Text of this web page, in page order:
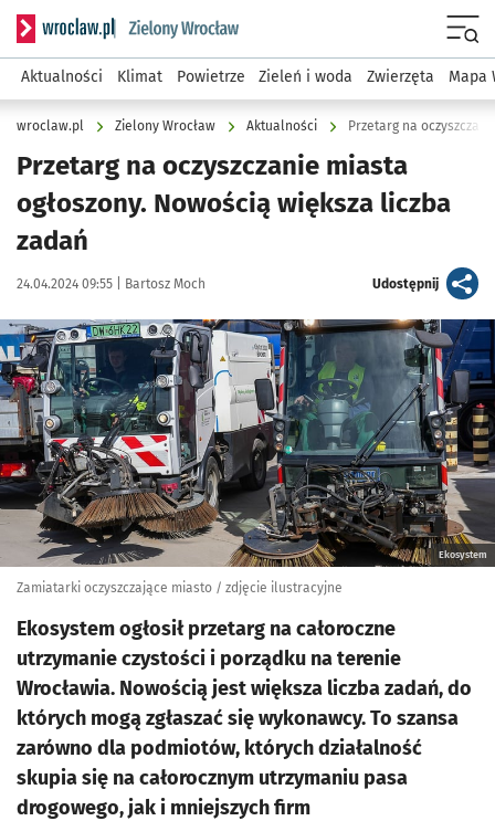
Serwis informacyjny wroclaw.pl podserwis: Środowisko we
Aktualności Klimat Powietrze Zieleń i woda Zwierzęta Mapa
wroclaw.pl Zielony Wrocław Aktualności Przetarg na
Przetarg na oczyszczanie miasta
ogłoszony. Nowością większa liczba
zadań
Data publikacji:
24.04.2024 09:55 | Autor:
Bartosz Moch Udostępnijartykuł
Kliknij, aby powiększyć
Ekosystem
Zamiatarki oczyszczające miasto / zdjęcie ilustracyjne
Ekosystem ogłosił przetarg na całoroczne
utrzymanie czystości i porządku na terenie
Wrocławia. Nowością jest większa liczba zadań, do
których mogą zgłaszać się wykonawcy. To szansa
zarówno dla podmiotów, których działalność
skupia się na całorocznym utrzymaniu pasa
drogowego, jak i mniejszych firm